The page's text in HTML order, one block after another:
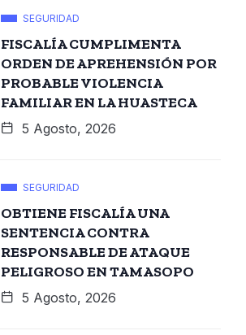
SEGURIDAD
FISCALÍA CUMPLIMENTA
ORDEN DE APREHENSIÓN POR
PROBABLE VIOLENCIA
FAMILIAR EN LA HUASTECA
5 Agosto, 2026
SEGURIDAD
OBTIENE FISCALÍA UNA
SENTENCIA CONTRA
RESPONSABLE DE ATAQUE
PELIGROSO EN TAMASOPO
5 Agosto, 2026